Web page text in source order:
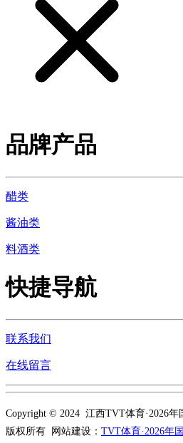
品牌产品
醋类
酱油类
料酒类
快捷导航
联系我们
在线留言
Copyright © 2024 江西TVT体育·2026年
版权所有 网站建设： TVT体育·2026年